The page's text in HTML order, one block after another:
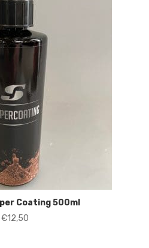
Coating 500ml
€12,50